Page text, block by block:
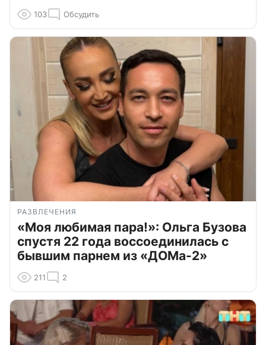
103 Обсудить
РАЗВЛЕЧЕНИЯ
«Моя любимая пара!»: Ольга Бузова
спустя 22 года воссоединилась с
бывшим парнем из «ДОМа-2»
211 2